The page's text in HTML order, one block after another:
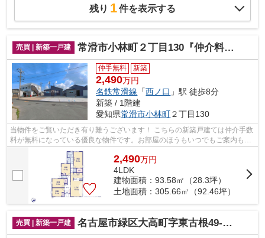
残り 1件を表示する
売買 | 新築一戸建 常滑市小林町２丁目130『仲介料無料』新築戸建て
仲手無料 新築
2,490万円
名鉄常滑線 「西ノ口 」駅 徒歩8分
新築 / 1階建
愛知県常滑市小林町２丁目130
当物件をご覧いただき有り難うございます！ こちらの新築戸建ては仲介手数
料が無料になっている優良な物件です。お部屋のほうもいつでもご案内もさ
せて頂きますのでお気軽にお問合せ下...
2,490万円
4LDK
建物面積：93.58㎡（28.3坪）
土地面積：305.66㎡（92.46坪）
売買 | 新築一戸建 名古屋市緑区大高町字東古根49-8『仲介料無料』新築戸建て